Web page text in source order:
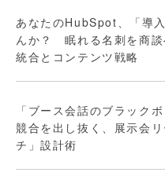
あなたのHubSpot、「導
んか？ 眠れる名刺を商談
統合とコンテンツ戦略
「ブース会話のブラック
競合を出し抜く、展示会
チ」設計術